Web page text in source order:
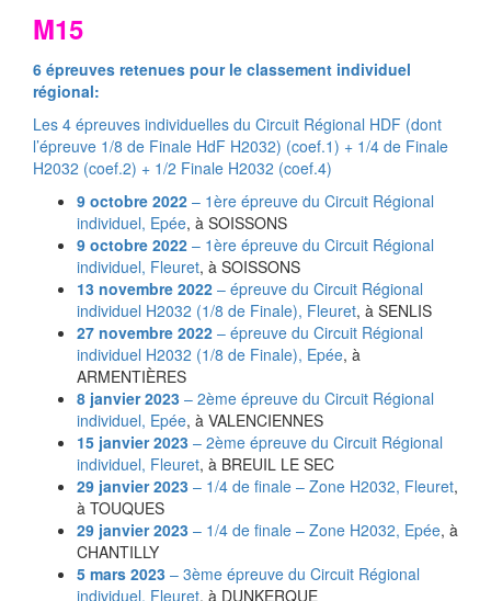
M15
6 épreuves retenues pour le classement individuel
régional:
Les 4 épreuves individuelles du Circuit Régional HDF (dont
l’épreuve 1/8 de Finale HdF H2032) (coef.1) + 1/4 de Finale
H2032 (coef.2) + 1/2 Finale H2032 (coef.4)
9 octobre 2022 – 1ère épreuve du Circuit Régional
individuel, Epée, à SOISSONS
9 octobre 2022 – 1ère épreuve du Circuit Régional
individuel, Fleuret, à SOISSONS
13 novembre 2022 – épreuve du Circuit Régional
individuel H2032 (1/8 de Finale), Fleuret, à SENLIS
27 novembre 2022 – épreuve du Circuit Régional
individuel H2032 (1/8 de Finale), Epée, à
ARMENTIÈRES
8 janvier 2023 – 2ème épreuve du Circuit Régional
individuel, Epée, à VALENCIENNES
15 janvier 2023 – 2ème épreuve du Circuit Régional
individuel, Fleuret, à BREUIL LE SEC
29 janvier 2023 – 1/4 de finale – Zone H2032, Fleuret,
à TOUQUES
29 janvier 2023 – 1/4 de finale – Zone H2032, Epée, à
CHANTILLY
5 mars 2023 – 3ème épreuve du Circuit Régional
individuel, Fleuret, à DUNKERQUE